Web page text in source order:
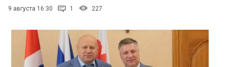
9 августа 16:30 1 227